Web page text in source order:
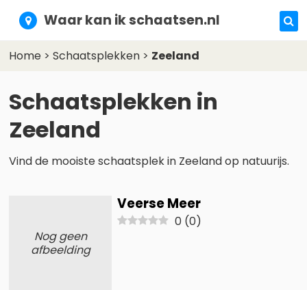
Waar kan ik schaatsen.nl
Home >Schaatsplekken > Zeeland
Schaatsplekken in
Zeeland
Vind de mooiste schaatsplek in Zeeland op natuurijs.
Nog geen
afbeelding
Veerse Meer
0 (0)